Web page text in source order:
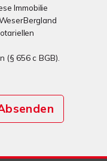
Immobilie
(§ 656 c BGB).